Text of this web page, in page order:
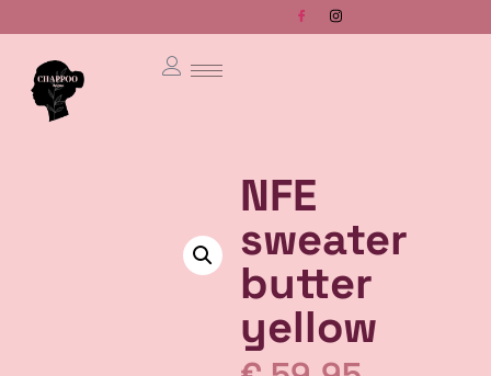
NFE
sweater
butter
yellow